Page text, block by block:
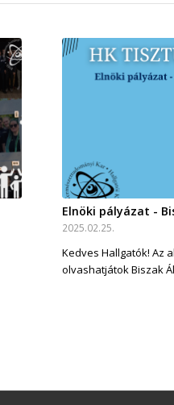
Elnöki pályázat -
2025.02.25.
Kedves Hallgatók! Az
olvashatjátok Biszak